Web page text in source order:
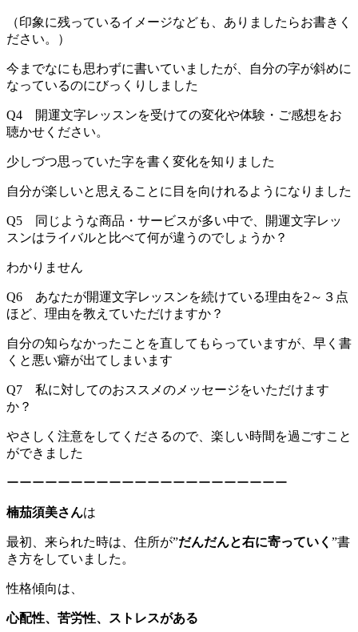
（印象に残っているイメージなども、ありましたらお書きく
ださい。）
今までなにも思わずに書いていましたが、自分の字が斜めに
なっているのにびっくりしました
Q4 開運文字レッスンを受けての変化や体験・ご感想をお
聴かせください。
少しづつ思っていた字を書く変化を知りました
自分が楽しいと思えることに目を向けれるようになりました
Q5 同じような商品・サービスが多い中で、開運文字レッ
スンはライバルと比べて何が違うのでしょうか？
わかりません
Q6 あなたが開運文字レッスンを続けている理由を2～３点
ほど、理由を教えていただけますか？
自分の知らなかったことを直してもらっていますが、早く書
くと悪い癖が出てしまいます
Q7 私に対してのおススメのメッセージをいただけます
か？
やさしく注意をしてくださるので、楽しい時間を過ごすこと
ができました
ーーーーーーーーーーーーーーーーーーーーーー
楠茄須美さんは
最初、来られた時は、住所が”だんだんと右に寄っていく ”書
き方をしていました。
性格傾向は、
心配性、苦労性、ストレスがある